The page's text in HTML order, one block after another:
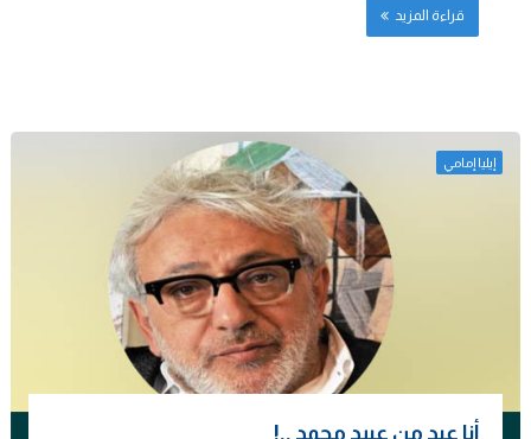
قراءة المزيد
إيليا إمامي
أنا عبد من عبيد محمد ..!